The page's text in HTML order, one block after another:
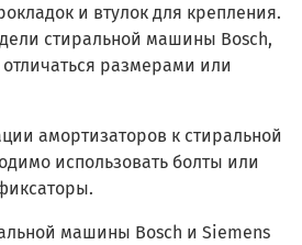
и втулок для крепления.
стиральной машины Bosch,
размерами или
амортизаторов к стиральной
использовать болты или
машины Bosch и Siemens